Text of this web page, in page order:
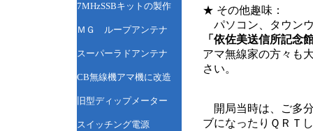
7MHzSSBキットの製作
ＭＧ ループアンテナ
スーパーラドアンテナ
CB無線機アマ機に改造
旧型ディップメーター
スイッチング電源
★ その他趣味：
パソコン、タウン
「依佐美送信所記念
アマ無線家の方々も
さい。
開局当時は、ご多
ブになったりＱＲＴ